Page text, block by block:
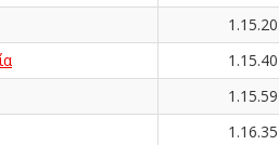
1.15.20
1.15.40
1.15.59
1.16.35